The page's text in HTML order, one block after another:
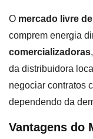
O mercado livre
comprem energia
comercializadoras
da distribuidora
negociar contratos
dependendo da
Vantagens do